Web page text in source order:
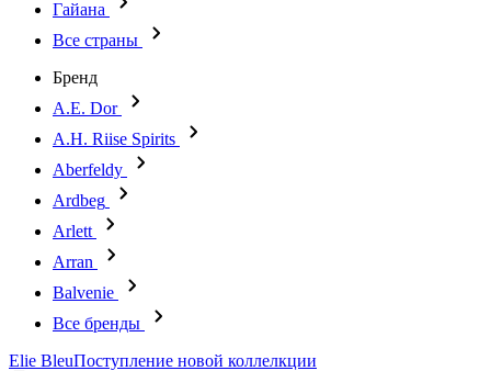
Гайана
Все страны
Бренд
A.E. Dor
A.H. Riise Spirits
Aberfeldy
Ardbeg
Arlett
Arran
Balvenie
Все бренды
Elie BleuПоступление новой коллелкции